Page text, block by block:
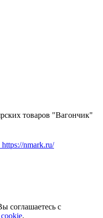
товаров "Вагончик"
соглашаетесь с
.